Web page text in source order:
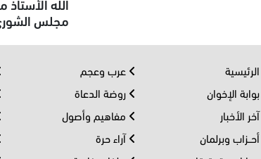
مجلس
الرئيسية
بوابة الإخوان
آخر الأخبار
أحــزاب وبرلمان
عرب وعجم
روضة الدعاة
مفاهيم وأصول
آراء حرة